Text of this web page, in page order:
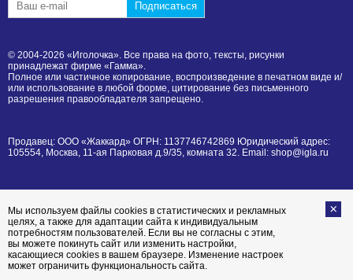
© 2004-2026 «Иголочка». Все права на фото, тексты, рисунки
принадлежат фирме «Гамма».
Полное или частичное копирование, воспроизведение в печатном виде и/
или использование в любой форме, цитирование без письменного
разрешения правообладателя запрещено.
Продавец: ООО «Жаккард» ОГРН: 1137746742869 Юридический адрес:
105554, Москва, 11-ая Парковая д.9/35, комната 32. Email: shop@igla.ru
Мы используем файлы cookies в статистических и рекламных
целях, а также для адаптации сайта к индивидуальным
потребностям пользователей. Если вы не согласны с этим,
вы можете покинуть сайт или изменить настройки,
касающиеся cookies в вашем браузере. Изменение настроек
может ограничить функциональность сайта.